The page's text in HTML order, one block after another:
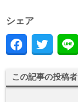
シェア
この記事の投稿者